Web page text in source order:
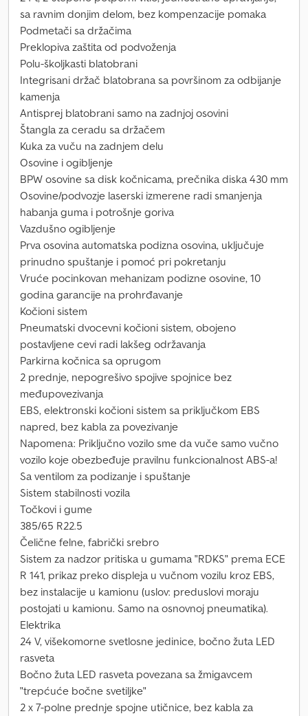
sa ravnim donjim delom, bez kompenzacije pomaka
Podmetači sa držačima
Preklopiva zaštita od podvoženja
Polu-školjkasti blatobrani
Integrisani držač blatobrana sa površinom za odbijanje
kamenja
Antisprej blatobrani samo na zadnjoj osovini
Štangla za ceradu sa držačem
Kuka za vuču na zadnjem delu
Osovine i ogibljenje
BPW osovine sa disk kočnicama, prečnika diska 430 mm
Osovine/podvozje laserski izmerene radi smanjenja
habanja guma i potrošnje goriva
Vazdušno ogibljenje
Prva osovina automatska podizna osovina, uključuje
prinudno spuštanje i pomoć pri pokretanju
Vruće pocinkovan mehanizam podizne osovine, 10
godina garancije na prohrđavanje
Kočioni sistem
Pneumatski dvocevni kočioni sistem, obojeno
postavljene cevi radi lakšeg održavanja
Parkirna kočnica sa oprugom
2 prednje, nepogrešivo spojive spojnice bez
međupovezivanja
EBS, elektronski kočioni sistem sa priključkom EBS
napred, bez kabla za povezivanje
Napomena: Priključno vozilo sme da vuče samo vučno
vozilo koje obezbeđuje pravilnu funkcionalnost ABS-a!
Sa ventilom za podizanje i spuštanje
Sistem stabilnosti vozila
Točkovi i gume
385/65 R22.5
Čelične felne, fabrički srebro
Sistem za nadzor pritiska u gumama "RDKS" prema ECE
R 141, prikaz preko displeja u vučnom vozilu kroz EBS,
bez instalacije u kamionu (uslov: preduslovi moraju
postojati u kamionu. Samo na osnovnoj pneumatika).
Elektrika
24 V, višekomorne svetlosne jedinice, bočno žuta LED
rasveta
Bočno žuta LED rasveta povezana sa žmigavcem
"trepćuće bočne svetiljke"
2 x 7-polne prednje spojne utičnice, bez kabla za